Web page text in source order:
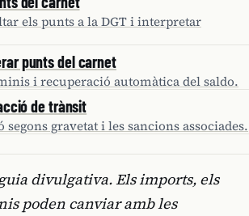
els punts a la DGT i interpretar
punts del carnet
i recuperació automàtica del saldo.
de trànsit
segons gravetat i les sancions associades.
divulgativa. Els imports, els
poden canviar amb les